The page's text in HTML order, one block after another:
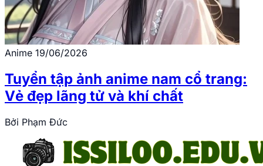
Anime 19/06/2026
Tuyển tập ảnh anime nam cổ trang:
Vẻ đẹp lãng tử và khí chất
Bởi Phạm Đức